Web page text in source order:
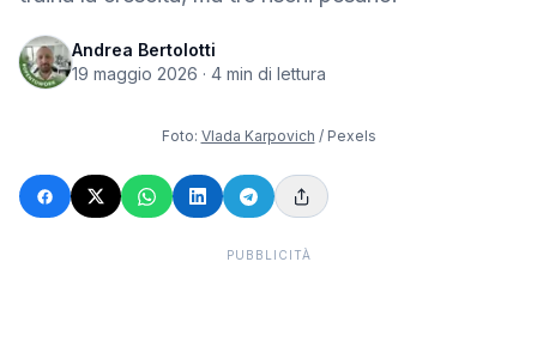
Andrea Bertolotti
19 maggio 2026 · 4 min di lettura
Foto: Vlada Karpovich / Pexels
PUBBLICITÀ